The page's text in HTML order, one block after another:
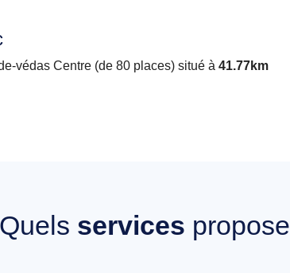
védas Centre (de 80 places) situé à 41.77km
Quels services propose